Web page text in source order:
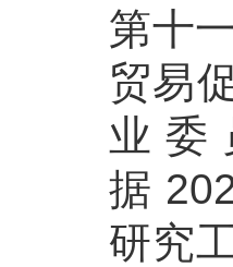
第十
贸易
业
据
研究